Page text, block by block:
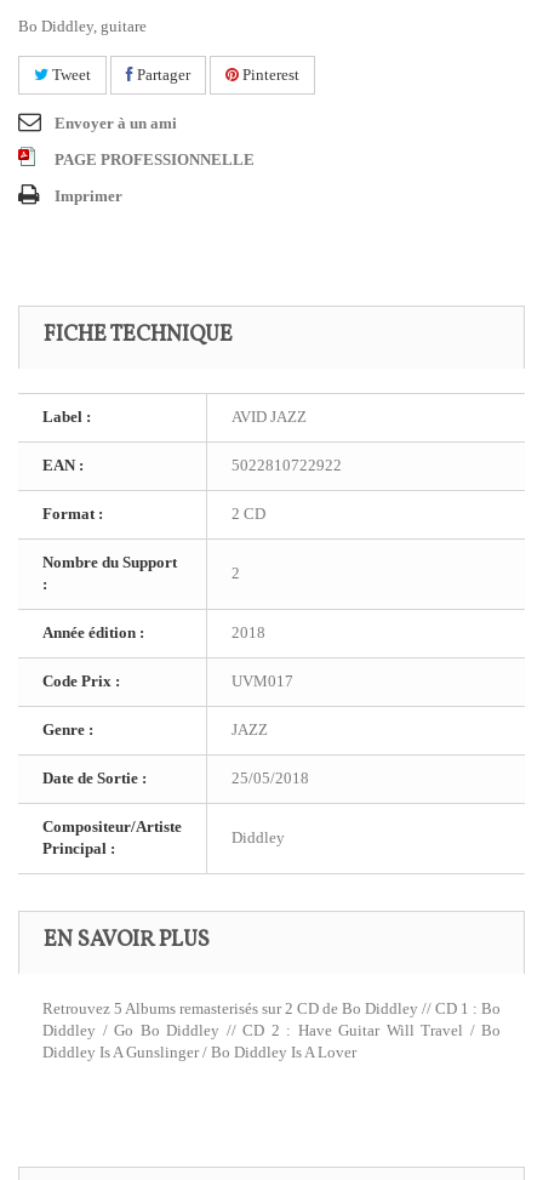
Bo Diddley, guitare
Tweet Partager Pinterest
Envoyer à un ami
PAGE PROFESSIONNELLE
Imprimer
FICHE TECHNIQUE
Label : AVID JAZZ
EAN : 5022810722922
Format : 2 CD
Nombre du Support
:
2
Année édition : 2018
Code Prix : UVM017
Genre : JAZZ
Date de Sortie : 25/05/2018
Compositeur/Artiste
Principal :
Diddley
EN SAVOIR PLUS
Retrouvez 5 Albums remasterisés sur 2 CD de Bo Diddley // CD 1 : Bo
Diddley / Go Bo Diddley // CD 2 : Have Guitar Will Travel / Bo
Diddley Is A Gunslinger / Bo Diddley Is A Lover